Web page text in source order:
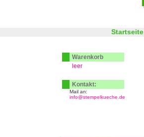
Startseite
Warenkorb
leer
Kontakt:
Mail an:
info@stempelkueche.de